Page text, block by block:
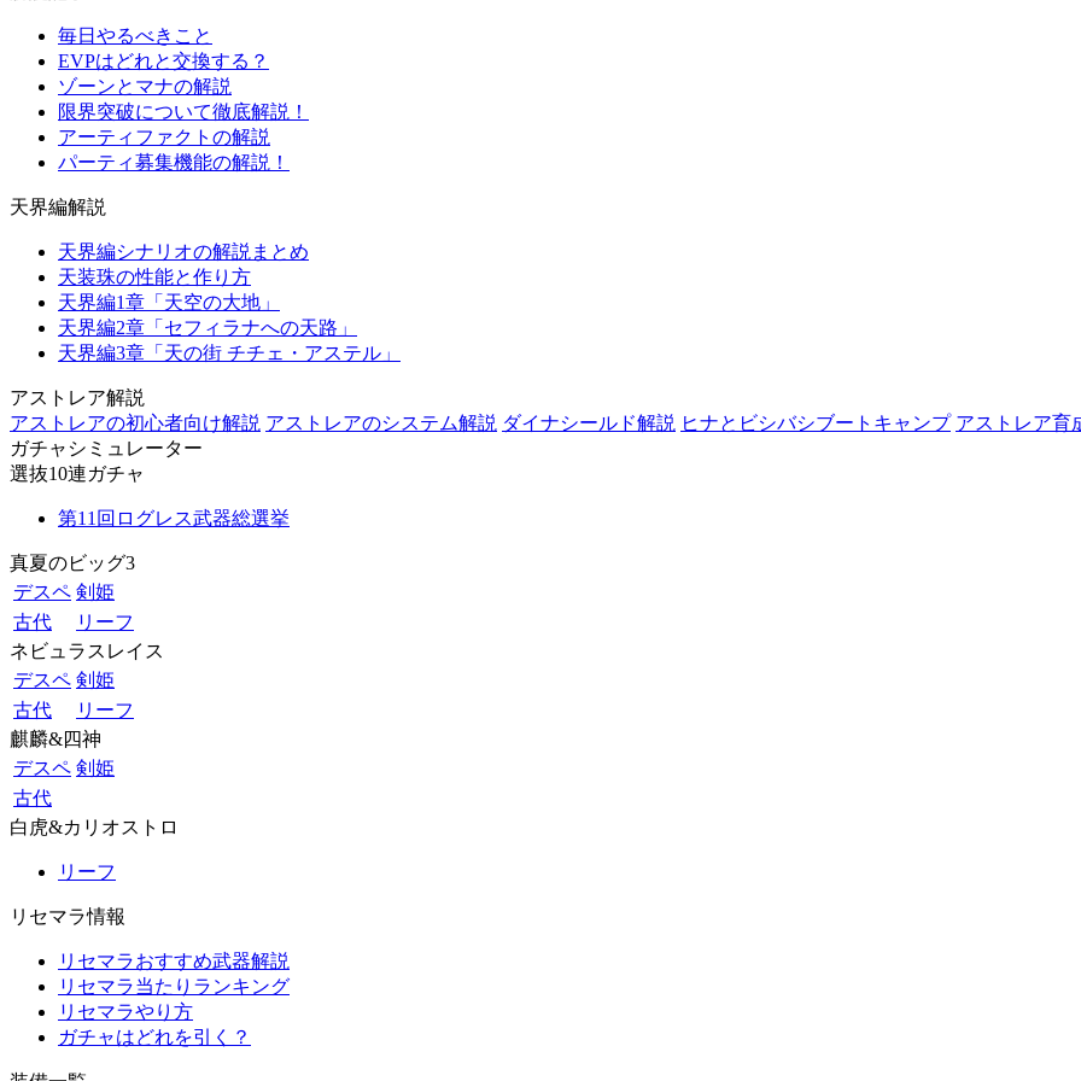
毎日やるべきこと
EVPはどれと交換する？
ゾーンとマナの解説
限界突破について徹底解説！
アーティファクトの解説
パーティ募集機能の解説！
天界編解説
天界編シナリオの解説まとめ
天装珠の性能と作り方
天界編1章「天空の大地」
天界編2章「セフィラナへの天路」
天界編3章「天の街 チチェ・アステル」
アストレア解説
アストレアの初心者向け解説 アストレアのシステム解説 ダイナシールド解説 ヒナとビシバシブートキャンプ アストレア育
ガチャシミュレーター
選抜10連ガチャ
第11回ログレス武器総選挙
真夏のビッグ3
デスペ 剣姫
古代
リーフ
ネビュラスレイス
デスペ 剣姫
古代
リーフ
麒麟&四神
デスペ 剣姫
古代
白虎&カリオストロ
リーフ
リセマラ情報
リセマラおすすめ武器解説
リセマラ当たりランキング
リセマラやり方
ガチャはどれを引く？